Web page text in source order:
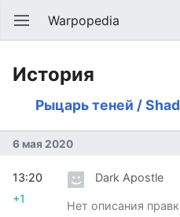
Warpopedia
История
Рыцарь теней /
6 мая 2020
Dark Apostle
Нет описания
13:20
+1